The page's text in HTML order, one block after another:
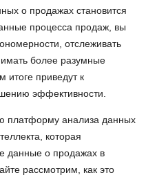
о продажах становится
процесса продаж, вы
отслеживать
более разумные
итоге приведут к
эффективности.
платформу анализа данных
которая
данные о продажах в
рассмотрим, как это